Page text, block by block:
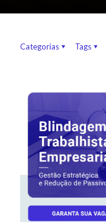
Categorias Tags